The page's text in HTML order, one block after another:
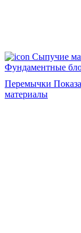
Сыпучие
Фундаментные
Перемычки
материалы